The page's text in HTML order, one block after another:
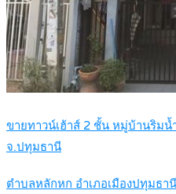
ขายทาวน์เฮ้าส์ 2 ชั้น หมู่บ้านริมน้
จ.ปทุมธานี
ตำบลหลักหก อำเภอเมืองปทุมธา